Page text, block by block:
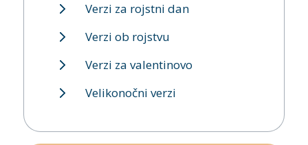
Verzi za rojstni dan
Verzi ob rojstvu
Verzi za valentinovo
Velikonočni verzi